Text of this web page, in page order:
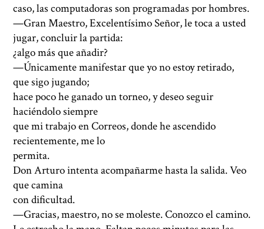
caso, las computadoras son programadas por hombres.
—Gran Maestro, Excelentísimo Señor, le toca a usted
jugar, concluir la partida:
¿algo más que añadir?
—Únicamente manifestar que yo no estoy retirado,
que sigo jugando;
hace poco he ganado un torneo, y deseo seguir
haciéndolo siempre
que mi trabajo en Correos, donde he ascendido
recientemente, me lo
permita.
Don Arturo intenta acompañarme hasta la salida. Veo
que camina
con dificultad.
—Gracias, maestro, no se moleste. Conozco el camino.